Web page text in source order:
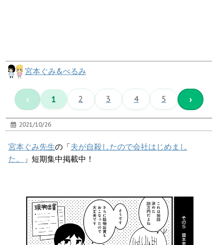
宮本ぐみ&ぺるみ
‹ 1 2 3 4 5 ›
2021/10/26
宮本ぐみ先生の「夫が自殺したので会社はじめまし
た。
」短期集中掲載中！